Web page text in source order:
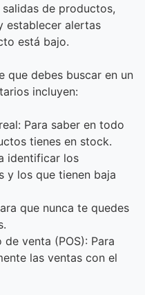
de productos,
establecer alertas
está bajo.
que debes buscar en un
incluyen:
Para saber en todo
tienes en stock.
identificar los
y los que tienen baja
que nunca te quedes
venta (POS): Para
las ventas con el